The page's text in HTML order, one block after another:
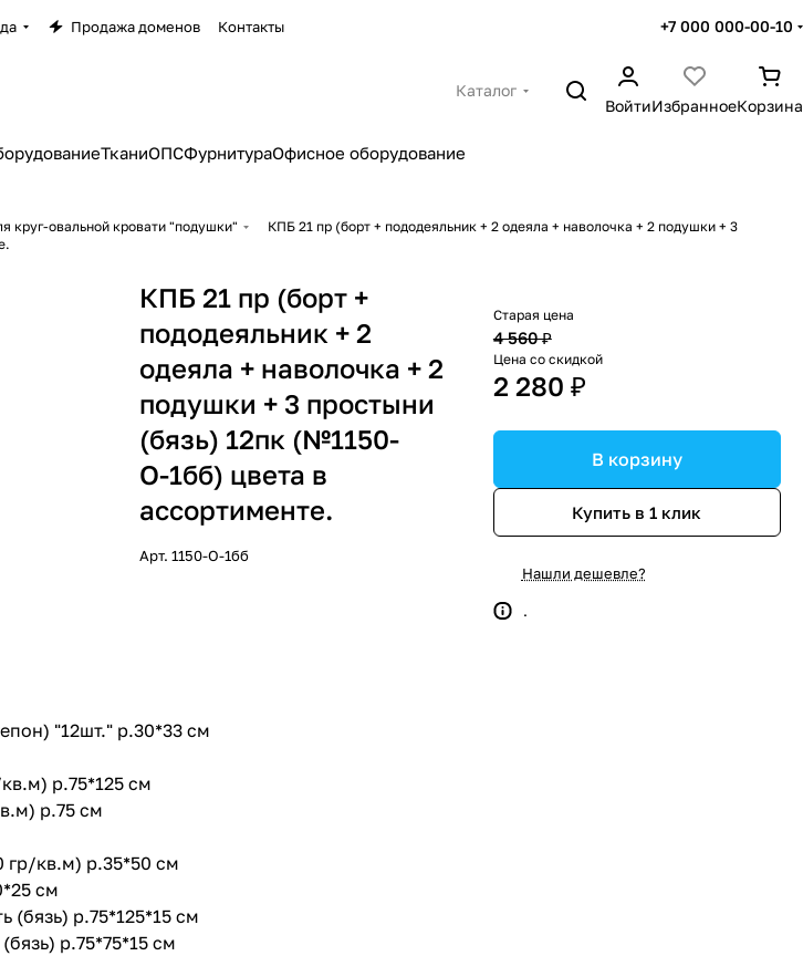
Продажа доменов Контакты +7 000 000-00-10
Каталог
ВойтиИзбранноеКорзина
ТканиОПСФурнитураОфисное оборудование
круг-овальной кровати "подушки"
КПБ 21 пр (борт + пододеяльник + 2 одеяла + наволочка + 2 подушки + 3
КПБ 21 пр (борт +
пододеяльник + 2
одеяла + наволочка + 2
подушки + 3 простыни
(бязь) 12пк (№1150-
О-1бб) цвета в
ассортименте.
Арт. 1150-О-1бб
Старая цена
4 560 ₽
Цена со скидкой
2 280 ₽
В корзину
Купить в 1 клик
Нашли дешевле?
.
"12шт." р.30*33 см
р.75*125 см
р.75 см
гр/кв.м) р.35*50 см
см
(бязь) р.75*125*15 см
р.75*75*15 см